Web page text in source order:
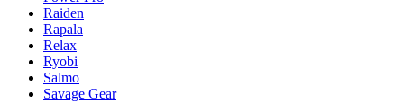
Raiden
Rapala
Relax
Ryobi
Salmo
Savage Gear